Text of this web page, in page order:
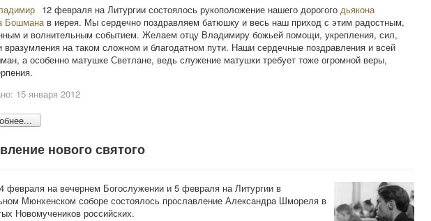
12 февраля на Литургии состоялось рукоположение нашего дорогого дьякона
Бошманaв иерея. Мы сердечно поздравляем батюшку и весь наш приход с этим радостным,
и волнительным событием. Желаем отцу Владимиру божьей помощи, укрепления, сил,
вразумления на таком сложном и благодатном пути. Наши сердечные поздравления и всей
а особенно матушке Светлане, ведь служение матушки требует тоже огромной веры,
15 января 2012
нового святого
февраля на вечернем Богослужении и 5 февраля на Литургии в
Мюнхенском соборе состоялось прославление Александра Шмореля в
Новомучеников российских.